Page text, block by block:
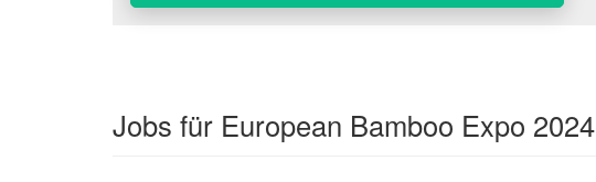
Jobs für European Bamboo Expo 2024